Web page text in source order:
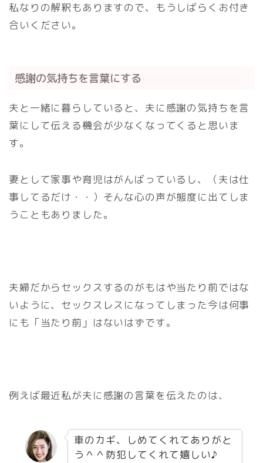
私なりの解釈もありますので、もうしばらくお付き
合いください。
感謝の気持ちを言葉にする
夫と一緒に暮らしていると、夫に感謝の気持ちを言
葉にして伝える機会が少なくなってくると思いま
す。
妻として家事や育児はがんばっているし、（夫は仕
事してるだけ・・）そんな心の声が態度に出てしま
うこともありました。
夫婦だからセックスするのがもはや当たり前ではな
いように、セックスレスになってしまった今は何事
にも「当たり前」はないはずです。
例えば最近私が夫に感謝の言葉を伝えたのは、
車のカギ、しめてくれてありがと
う＾＾防犯してくれて嬉しい♪